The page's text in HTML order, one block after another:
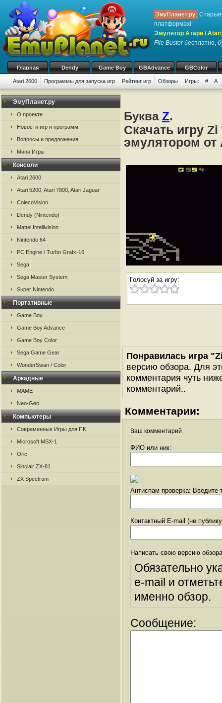
ЭмуПланет.ру: Старые
платформах!
Эмулятор Атари /
Flie Busterбесплатно,
Главная Dendy Game Boy GBAdvance GBColor
Atari 2600 Программы для запуска игр Рейтинг игр Обзоры Игры: # A
ЭмуПланет.ру
О проекте
Новости игр и программ
Вопросы и предложения
Мини Игры
Консоли
Atari 2600
Atari 5200, Atari 7800, Atari Jaguar
ColecoVision
Dendy (Nintendo)
Mattel Intellivision
Nintendo 64
PC Engine / Turbo Grafx-16
Sega
Sega Master System
Super Nintendo
Портативные
Game Boy
Game Boy Advance
Game Boy Color
Sega Game Gear
WonderSwan / Color
Аркадные
MAME
Neo-Geo
Компьютеры
Современные Игры для ПК
Microsoft MSX-1
Oric
Sinclair ZX-81
ZX Spectrum
Буква Z.
Скачать игру
эмулятором от
Голосуй за игру:
Понравилась игра
версию обзора. Для
комментария чуть
комментарий..
Комментарии:
Ваш комментарий
ФИО или ник:
Антиспам проверка: Введите
Контактный E-mail (не
Написать свою версию
Обязательно
e-mail и
именно обзор.
Сообщение: